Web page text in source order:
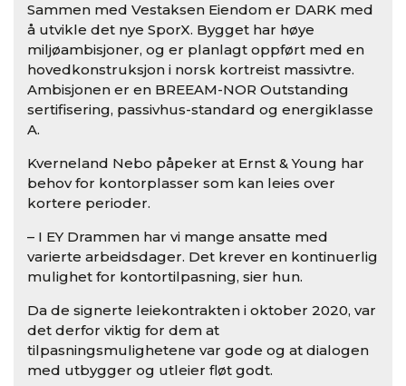
Sammen med Vestaksen Eiendom er DARK med
å utvikle det nye SporX. Bygget har høye
miljøambisjoner, og er planlagt oppført med en
hovedkonstruksjon i norsk kortreist massivtre.
Ambisjonen er en BREEAM-NOR Outstanding
sertifisering, passivhus-standard og energiklasse
A.
Kverneland Nebo påpeker at Ernst & Young har
behov for kontorplasser som kan leies over
kortere perioder.
– I EY Drammen har vi mange ansatte med
varierte arbeidsdager. Det krever en kontinuerlig
mulighet for kontortilpasning, sier hun.
Da de signerte leiekontrakten i oktober 2020, var
det derfor viktig for dem at
tilpasningsmulighetene var gode og at dialogen
med utbygger og utleier fløt godt.